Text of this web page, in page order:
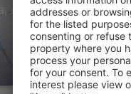
A Four
NH